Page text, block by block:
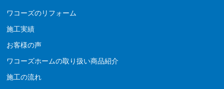
ワコーズのリフォーム
施工実績
お客様の声
ワコーズホームの取り扱い商品紹介
施工の流れ